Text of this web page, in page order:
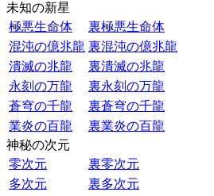
未知の新星
極悪生命体
裏極悪生命体
混沌の億兆龍 裏混沌の億兆龍
潰滅の兆龍
裏潰滅の兆龍
永刻の万龍
裏永刻の万龍
蒼穹の千龍
裏蒼穹の千龍
業炎の百龍
裏業炎の百龍
神秘の次元
零次元
裏零次元
多次元
裏多次元